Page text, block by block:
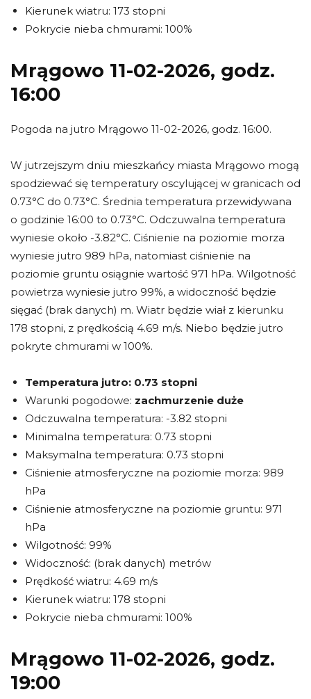
Kierunek wiatru: 173 stopni
Pokrycie nieba chmurami: 100%
Mrągowo 11-02-2026, godz.
16:00
Pogoda na jutro Mrągowo 11-02-2026, godz. 16:00.
W jutrzejszym dniu mieszkańcy miasta Mrągowo mogą
spodziewać się temperatury oscylującej w granicach od
0.73°C do 0.73°C. Średnia temperatura przewidywana
o godzinie 16:00 to 0.73°C. Odczuwalna temperatura
wyniesie około -3.82°C. Ciśnienie na poziomie morza
wyniesie jutro 989 hPa, natomiast ciśnienie na
poziomie gruntu osiągnie wartość 971 hPa. Wilgotność
powietrza wyniesie jutro 99%, a widoczność będzie
sięgać (brak danych) m. Wiatr będzie wiał z kierunku
178 stopni, z prędkością 4.69 m/s. Niebo będzie jutro
pokryte chmurami w 100%.
Temperatura jutro: 0.73 stopni
Warunki pogodowe: zachmurzenie duże
Odczuwalna temperatura: -3.82 stopni
Minimalna temperatura: 0.73 stopni
Maksymalna temperatura: 0.73 stopni
Ciśnienie atmosferyczne na poziomie morza: 989
hPa
Ciśnienie atmosferyczne na poziomie gruntu: 971
hPa
Wilgotność: 99%
Widoczność: (brak danych) metrów
Prędkość wiatru: 4.69 m/s
Kierunek wiatru: 178 stopni
Pokrycie nieba chmurami: 100%
Mrągowo 11-02-2026, godz.
19:00